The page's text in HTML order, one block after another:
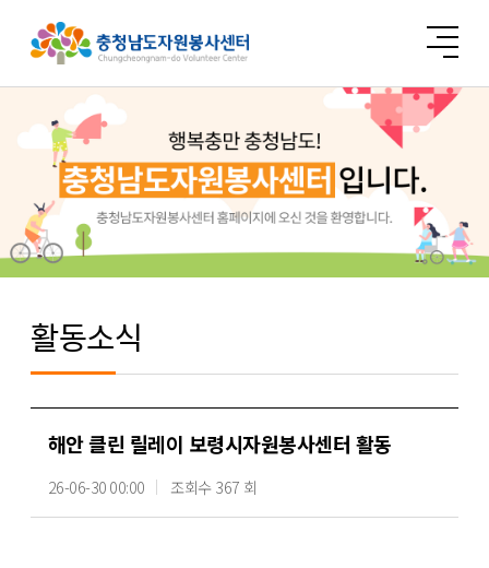
활동소식
해안 클린 릴레이 보령시자원봉사센터 활동
26-06-30 00:00 조회수 367 회